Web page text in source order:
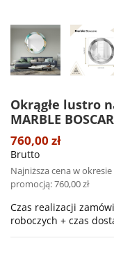
Okrągłe lustro
MARBLE
760,00 zł
Brutto
Najniższa cena w
promocją:760,00 zł
Czas realizacji
roboczych + czas